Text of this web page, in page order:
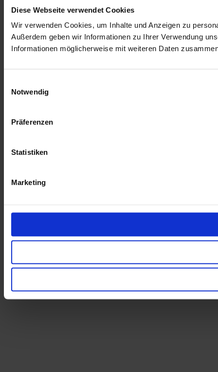
Diese Webseite verwendet Cookies
Wir verwenden Cookies, um Inhalte und Anzeigen zu
Außerdem geben wir Informationen zu Ihrer Verwendung
Informationen möglicherweise mit weiteren Daten
Notwendig
Präferenzen
Statistiken
Marketing